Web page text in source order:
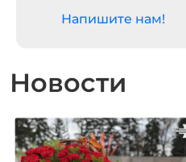
Новости
Напишите нам!